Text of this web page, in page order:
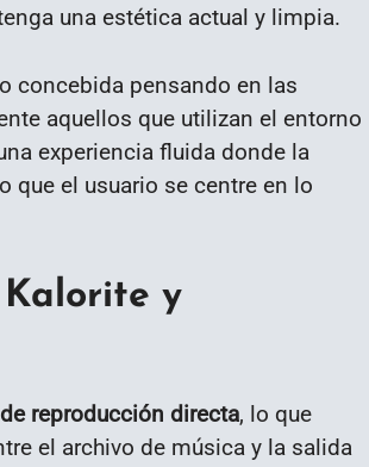
una estética actual y limpia.
concebida pensando en las
aquellos que utilizan el entorno
experiencia fluida donde la
que el usuario se centre en lo
y
reproducción directa, lo que
el archivo de música y la salida